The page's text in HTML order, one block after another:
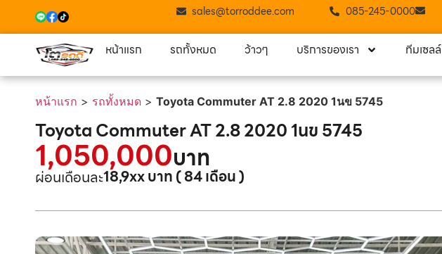
sales@torroddee.com 085-245-0000
หน้าแรก รถทั้งหมด ว้าวๆ บริการของเรา ทีมเซลล์
หน้าแรก > รถทั้งหมด > Toyota Commuter AT 2.8 2020 1นข 5745
Toyota Commuter AT 2.8 2020 1นข 5745
1,050,000บาท
ผ่อนเดือนละ18,9xx บาท ( 84 เดือน )